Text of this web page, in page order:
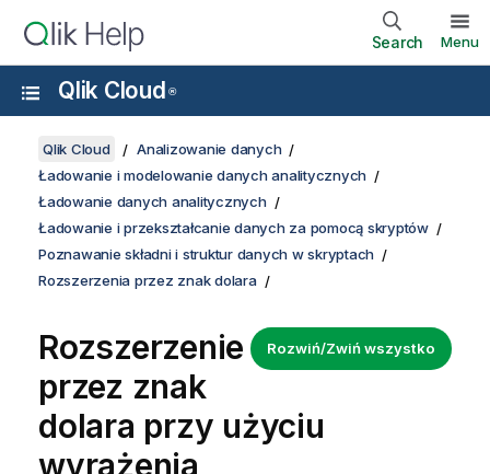
Search Menu
Qlik Cloud ®
Qlik Cloud
Analizowanie danych
Ładowanie i modelowanie danych analitycznych
Ładowanie danych analitycznych
Ładowanie i przekształcanie danych za pomocą skryptów
Poznawanie składni i struktur danych w skryptach
Rozszerzenia przez znak dolara
Rozwiń/Zwiń wszystko
Rozszerzenie
przez znak
dolara przy użyciu
wyrażenia